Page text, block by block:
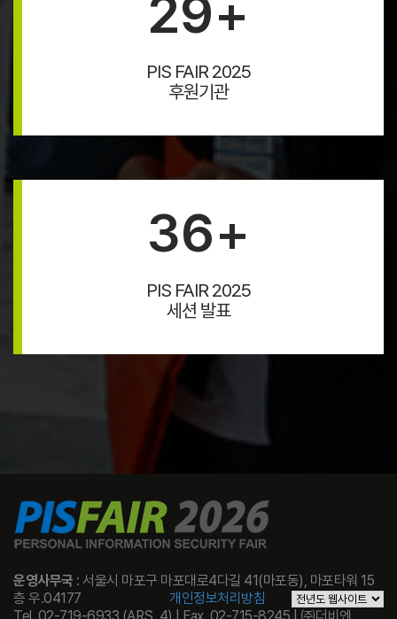
29+
PIS FAIR 2025
후원기관
36+
PIS FAIR 2025
세션 발표
운영사무국 : 서울시 마포구 마포대로4다길 41(마포동), 마포타워 15
층 우.04177
개인정보처리방침